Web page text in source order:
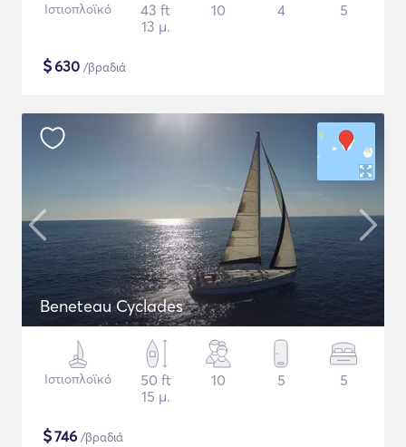
Ιστιοπλοϊκό
43 ft
13 μ.
10 4 5
$630 /βραδιά
Beneteau Cyclades
Ιστιοπλοϊκό
50 ft
15 μ.
10 5 5
$746 /βραδιά